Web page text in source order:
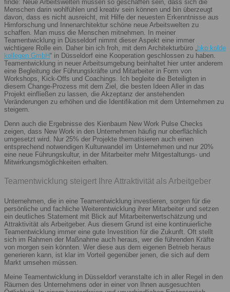
finde: Neue Arbeitswelten müssen so geschaffen sein, dass sich die
Menschen darin wohlfühlen und kreativ sein können und bin überzeugt
davon, dass es nicht ausreicht, mit Hilfe der neuesten Erkenntnisse aus
Hirnforschung und Innenarchitektur schöne neue Arbeitswelten zu
schaffen. Man muss die Menschen mitnehmen. In meiner
Teamentwicklung in Düsseldorf nimmt dieser Aspekt eine immer
wichtigere Rolle ein. Daher bin ich froh, mit dem Architekturbüro „bkp kolde
kollegen GmbH“ in Düsseldorf eine Kooperation geschlossen zu haben.
Teamentwicklung in neuer Arbeitsumgebung beinhaltet hier unter anderem
eine Begleitung der Führungskräfte und Mitarbeiter in Form von
Workshops, Kick-Offs und Coachings. Ich begleite die Beteiligten in
diesem Change-Prozess mit dem Ziel, die besten Ideen Aller in das
Projekt einfließen zu lassen, die Akzeptanz der anstehenden
Veränderungen zu erhöhen und die Identifikation mit dem Unternehmen zu
steigern.
Denn auch die Ergebnisse des Kienbaum New Work Pulse Checks
zeigen, dass New Work in den Unternehmen häufig nur oberflächlich
umgesetzt wird. Nur 25% der Projekte thematisieren auch einen
entsprechend notwendigen Kulturwandel im Unternehmen und nur 20%
eine neue Führungskultur, in der Mitarbeiter mehr Mitgestaltungs- und
Mitwirkungsmöglichkeiten erhalten.
Teamentwicklung steigert Ihre Attraktivität als Arbeitgeber
Unternehmen, die in eine Teamentwicklung investieren, sorgen für die
persönliche und fachliche Weiterentwicklung ihrer Mitarbeiter und setzen
ein deutliches Statement mit Blick auf Mitarbeiterwertschätzung und
Attraktivität als Arbeitgeber. Aus diesem Grund ist eine kontinuierliche
Teamentwicklung immer eine gute Investition für die Zukunft. Oft stellt
sich im Rahmen der Maßnahme auch heraus, wer die führenden Kräfte
von morgen sein könnten. Wer diese aus dem eigenen Betrieb heraus
generieren kann, ist klar im Vorteil gegenüber jenen, die sich auf dem
Markt umsehen müssen.
Meine Teamentwicklung in Düsseldorf veranstalte ich in aller Regel in den
Räumen des Unternehmens oder in einer von Ihnen ausgesuchten